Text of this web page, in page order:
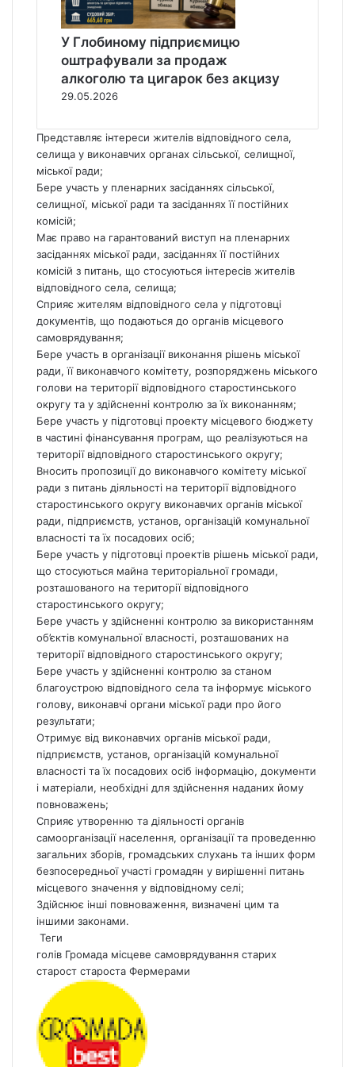
У Глобиному підприємицю
оштрафували за продаж
алкоголю та цигарок без акцизу
29.05.2026
Представляє інтереси жителів відповідного села,
селища у виконавчих органах сільської, селищної,
міської ради;
Бере участь у пленарних засіданнях сільської,
селищної, міської ради та засіданнях її постійних
комісій;
Має право на гарантований виступ на пленарних
засіданнях міської ради, засіданнях її постійних
комісій з питань, що стосуються інтересів жителів
відповідного села, селища;
Сприяє жителям відповідного села у підготовці
документів, що подаються до органів місцевого
самоврядування;
Бере участь в організації виконання рішень міської
ради, її виконавчого комітету, розпоряджень міського
голови на території відповідного старостинського
округу та у здійсненні контролю за їх виконанням;
Бере участь у підготовці проекту місцевого бюджету
в частині фінансування програм, що реалізуються на
території відповідного старостинського округу;
Вносить пропозиції до виконавчого комітету міської
ради з питань діяльності на території відповідного
старостинського округу виконавчих органів міської
ради, підприємств, установ, організацій комунальної
власності та їх посадових осіб;
Бере участь у підготовці проектів рішень міської ради,
що стосуються майна територіальної громади,
розташованого на території відповідного
старостинського округу;
Бере участь у здійсненні контролю за використанням
об’єктів комунальної власності, розташованих на
території відповідного старостинського округу;
Бере участь у здійсненні контролю за станом
благоустрою відповідного села та інформує міського
голову, виконавчі органи міської ради про його
результати;
Отримує від виконавчих органів міської ради,
підприємств, установ, організацій комунальної
власності та їх посадових осіб інформацію, документи
і матеріали, необхідні для здійснення наданих йому
повноважень;
Сприяє утворенню та діяльності органів
самоорганізації населення, організації та проведенню
загальних зборів, громадських слухань та інших форм
безпосередньої участі громадян у вирішенні питань
місцевого значення у відповідному селі;
Здійснює інші повноваження, визначені цим та
іншими законами.
Теги
голів Громада місцеве самоврядування старих
старост староста Фермерами